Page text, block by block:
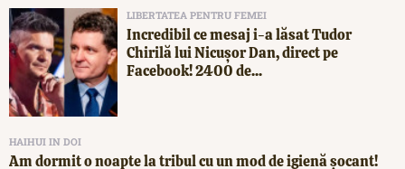
LIBERTATEA PENTRU FEMEI
Incredibil ce mesaj i-a lăsat Tudor
Chirilă lui Nicușor Dan, direct pe
Facebook! 2400 de...
HAIHUI IN DOI
Am dormit o noapte la tribul cu un mod de igienă șocant!